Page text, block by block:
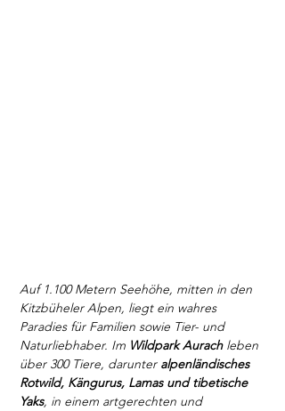
Auf 1.100 Metern Seehöhe, mitten in den
Kitzbüheler Alpen, liegt ein wahres
Paradies für Familien sowie Tier- und
Naturliebhaber. Im Wildpark Aurach leben
über 300 Tiere, darunter alpenländisches
Rotwild, Kängurus, Lamas und tibetische
Yaks, in einem artgerechten und